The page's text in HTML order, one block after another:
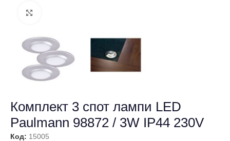
Комплект 3 спот лампи LED
Paulmann 98872 / 3W IP44 230V
Код: 15005